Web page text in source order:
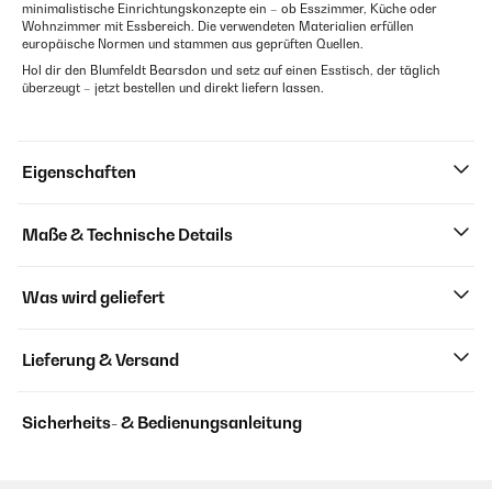
minimalistische Einrichtungskonzepte ein – ob Esszimmer, Küche oder
Wohnzimmer mit Essbereich. Die verwendeten Materialien erfüllen
europäische Normen und stammen aus geprüften Quellen.
Hol dir den Blumfeldt Bearsdon und setz auf einen Esstisch, der täglich
überzeugt – jetzt bestellen und direkt liefern lassen.
Eigenschaften
Maße & Technische Details
Was wird geliefert
Lieferung & Versand
Sicherheits- & Bedienungsanleitung